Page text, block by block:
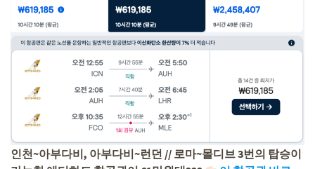
인천~아부다비, 아부다비~런던 // 로마~몰디브 3번의 탑승이